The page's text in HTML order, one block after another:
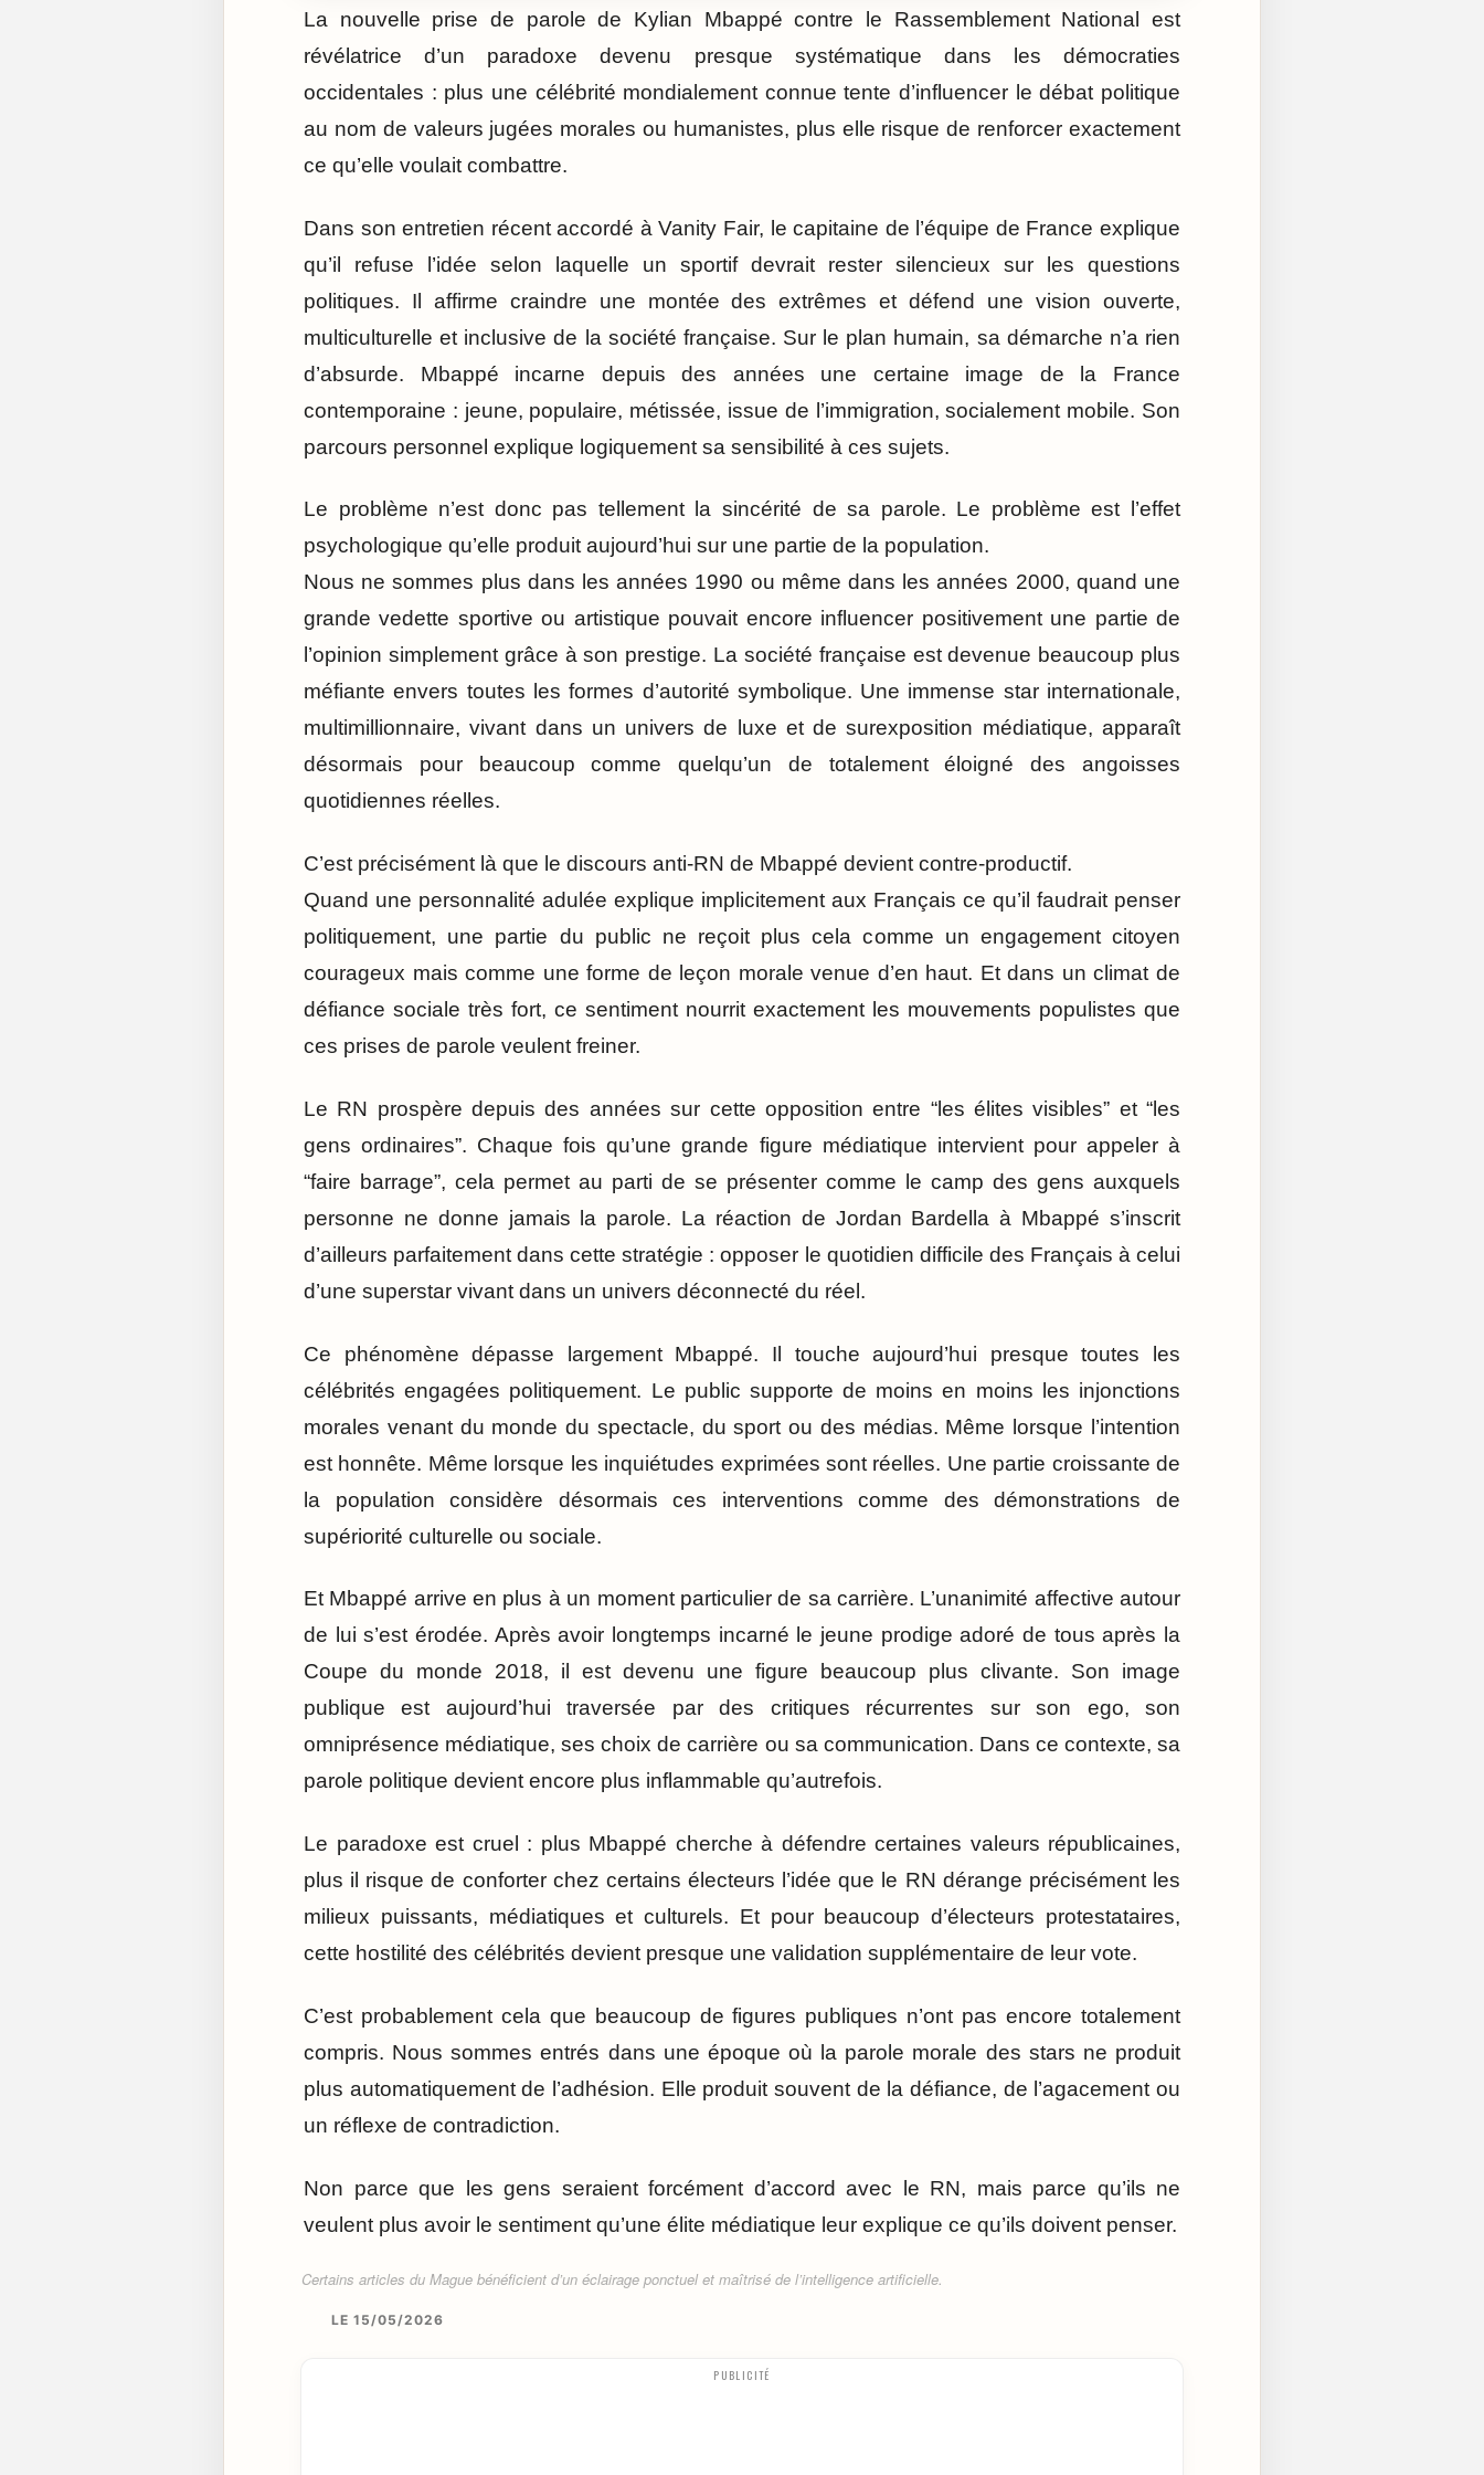
La nouvelle prise de parole de Kylian Mbappé contre le Rassemblement National est
révélatrice d’un paradoxe devenu presque systématique dans les démocraties
occidentales : plus une célébrité mondialement connue tente d’influencer le débat politique
au nom de valeurs jugées morales ou humanistes, plus elle risque de renforcer exactement
ce qu’elle voulait combattre.
Dans son entretien récent accordé à Vanity Fair, le capitaine de l’équipe de France explique
qu’il refuse l’idée selon laquelle un sportif devrait rester silencieux sur les questions
politiques. Il affirme craindre une montée des extrêmes et défend une vision ouverte,
multiculturelle et inclusive de la société française. Sur le plan humain, sa démarche n’a rien
d’absurde. Mbappé incarne depuis des années une certaine image de la France
contemporaine : jeune, populaire, métissée, issue de l’immigration, socialement mobile. Son
parcours personnel explique logiquement sa sensibilité à ces sujets.
Le problème n’est donc pas tellement la sincérité de sa parole. Le problème est l’effet
psychologique qu’elle produit aujourd’hui sur une partie de la population.
Nous ne sommes plus dans les années 1990 ou même dans les années 2000, quand une
grande vedette sportive ou artistique pouvait encore influencer positivement une partie de
l’opinion simplement grâce à son prestige. La société française est devenue beaucoup plus
méfiante envers toutes les formes d’autorité symbolique. Une immense star internationale,
multimillionnaire, vivant dans un univers de luxe et de surexposition médiatique, apparaît
désormais pour beaucoup comme quelqu’un de totalement éloigné des angoisses
quotidiennes réelles.
C’est précisément là que le discours anti-RN de Mbappé devient contre-productif.
Quand une personnalité adulée explique implicitement aux Français ce qu’il faudrait penser
politiquement, une partie du public ne reçoit plus cela comme un engagement citoyen
courageux mais comme une forme de leçon morale venue d’en haut. Et dans un climat de
défiance sociale très fort, ce sentiment nourrit exactement les mouvements populistes que
ces prises de parole veulent freiner.
Le RN prospère depuis des années sur cette opposition entre “les élites visibles” et “les
gens ordinaires”. Chaque fois qu’une grande figure médiatique intervient pour appeler à
“faire barrage”, cela permet au parti de se présenter comme le camp des gens auxquels
personne ne donne jamais la parole. La réaction de Jordan Bardella à Mbappé s’inscrit
d’ailleurs parfaitement dans cette stratégie : opposer le quotidien difficile des Français à celui
d’une superstar vivant dans un univers déconnecté du réel.
Ce phénomène dépasse largement Mbappé. Il touche aujourd’hui presque toutes les
célébrités engagées politiquement. Le public supporte de moins en moins les injonctions
morales venant du monde du spectacle, du sport ou des médias. Même lorsque l’intention
est honnête. Même lorsque les inquiétudes exprimées sont réelles. Une partie croissante de
la population considère désormais ces interventions comme des démonstrations de
supériorité culturelle ou sociale.
Et Mbappé arrive en plus à un moment particulier de sa carrière. L’unanimité affective autour
de lui s’est érodée. Après avoir longtemps incarné le jeune prodige adoré de tous après la
Coupe du monde 2018, il est devenu une figure beaucoup plus clivante. Son image
publique est aujourd’hui traversée par des critiques récurrentes sur son ego, son
omniprésence médiatique, ses choix de carrière ou sa communication. Dans ce contexte, sa
parole politique devient encore plus inflammable qu’autrefois.
Le paradoxe est cruel : plus Mbappé cherche à défendre certaines valeurs républicaines,
plus il risque de conforter chez certains électeurs l’idée que le RN dérange précisément les
milieux puissants, médiatiques et culturels. Et pour beaucoup d’électeurs protestataires,
cette hostilité des célébrités devient presque une validation supplémentaire de leur vote.
C’est probablement cela que beaucoup de figures publiques n’ont pas encore totalement
compris. Nous sommes entrés dans une époque où la parole morale des stars ne produit
plus automatiquement de l’adhésion. Elle produit souvent de la défiance, de l’agacement ou
un réflexe de contradiction.
Non parce que les gens seraient forcément d’accord avec le RN, mais parce qu’ils ne
veulent plus avoir le sentiment qu’une élite médiatique leur explique ce qu’ils doivent penser.
Certains articles du Mague bénéficient d’un éclairage ponctuel et maîtrisé de l’intelligence artificielle.
LE 15/05/2026
PUBLICITÉ